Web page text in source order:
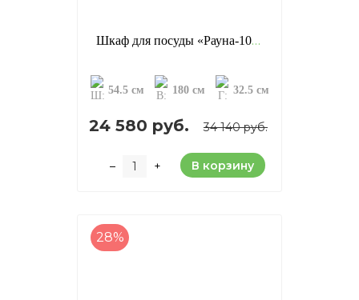
Шкаф для посуды «Рауна-10», цвет: бейц/масло (сосна)
54.5 см 180 см 32.5 см
24 580 руб. 34 140 руб.
– + В корзину
28%